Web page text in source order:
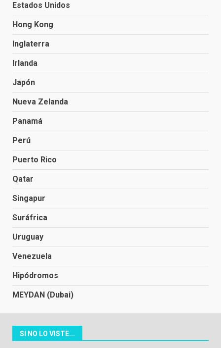
Estados Unidos
Hong Kong
Inglaterra
Irlanda
Japón
Nueva Zelanda
Panamá
Perú
Puerto Rico
Qatar
Singapur
Suráfrica
Uruguay
Venezuela
Hipódromos
MEYDAN (Dubai)
SI NO LO VISTE...